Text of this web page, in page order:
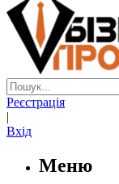
Реєстрація
|
Вхід
Меню